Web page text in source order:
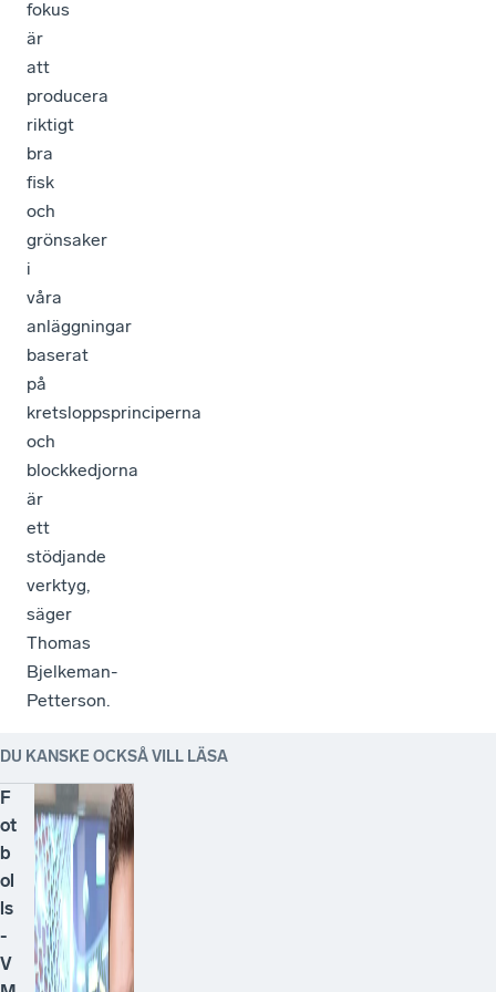
fokus
är
att
producera
riktigt
bra
fisk
och
grönsaker
i
våra
anläggningar
baserat
på
kretsloppsprinciperna
och
blockkedjorna
är
ett
stödjande
verktyg,
säger
Thomas
Bjelkeman-
Petterson.
DU KANSKE OCKSÅ VILL LÄSA
F
ot
b
ol
ls
-
V